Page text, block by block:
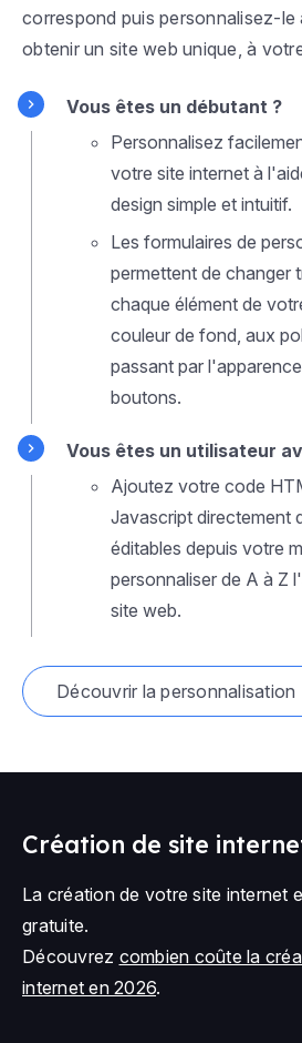
correspond puis personnalisez-
obtenir un site web unique, à
Vous êtes un débutant ?
Personnalisez
votre site internet à
design simple et intuitif.
Les formulaires de
permettent de changer
chaque élément de
couleur de fond, aux
passant par
boutons.
Vous êtes un utilisateur
Ajoutez votre code
Javascript directement
éditables depuis votre
personnaliser de A à Z
site web.
Découvrir la personnalisation
Création de site
La création de votre site internet
gratuite.
Découvrez combien coûte la
internet en 2026.